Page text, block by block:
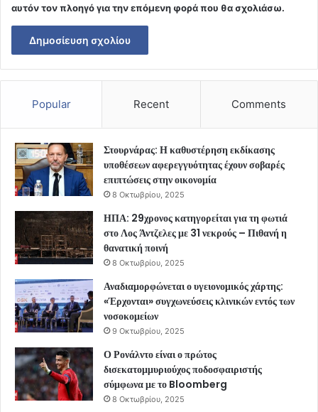
αυτόν τον πλοηγό για την επόμενη φορά που θα σχολιάσω.
Popular Recent Comments
Στουρνάρας: Η καθυστέρηση εκδίκασης
υποθέσεων αφερεγγυότητας έχουν σοβαρές
επιπτώσεις στην οικονομία
8 Οκτωβρίου, 2025
ΗΠΑ: 29χρονος κατηγορείται για τη φωτιά
στο Λος Άντζελες με 31 νεκρούς – Πιθανή η
θανατική ποινή
8 Οκτωβρίου, 2025
Αναδιαμορφώνεται ο υγειονομικός χάρτης:
«Έρχονται» συγχωνεύσεις κλινικών εντός των
νοσοκομείων
9 Οκτωβρίου, 2025
Ο Ρονάλντο είναι ο πρώτος
δισεκατομμυριούχος ποδοσφαιριστής
σύμφωνα με το Bloomberg
8 Οκτωβρίου, 2025